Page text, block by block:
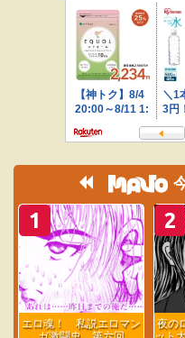
1
エロ魂！ 私説エロマン
2
夜の